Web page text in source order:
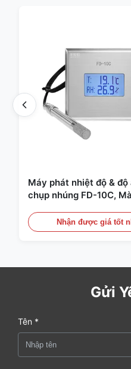
Máy phát nhiệt độ & độ
chụp nhúng FD-10C,
Nhận được giá tốt
Gửi
Tên *